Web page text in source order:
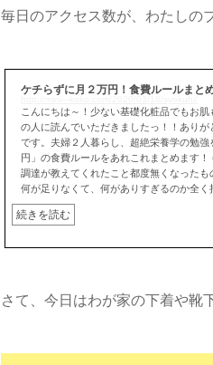
毎日のアクセス数が、わたしの
ケチらずに月２万円！食費ルールまと
こんにちは～！少ない基礎化粧品でもお
の人に読んでいただきましたっ！！あり
です。夫婦２人暮らし、超絶栄養学の勉
円」の食費ルールをあれこれまとめます
調達が教えてくれたこと都度無くなった
何が足りなくて、何がありすぎるのか全く
続きを読む
さて、今日はわが家の下着や靴